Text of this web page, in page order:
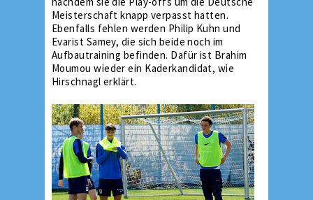
Meisterschaft knapp verpasst hatten.
Ebenfalls fehlen werden Philip Kuhn und
Evarist Samey, die sich beide noch im
Aufbautraining befinden. Dafür ist Brahim
Moumou wieder ein Kaderkandidat, wie
Hirschnagl erklärt.